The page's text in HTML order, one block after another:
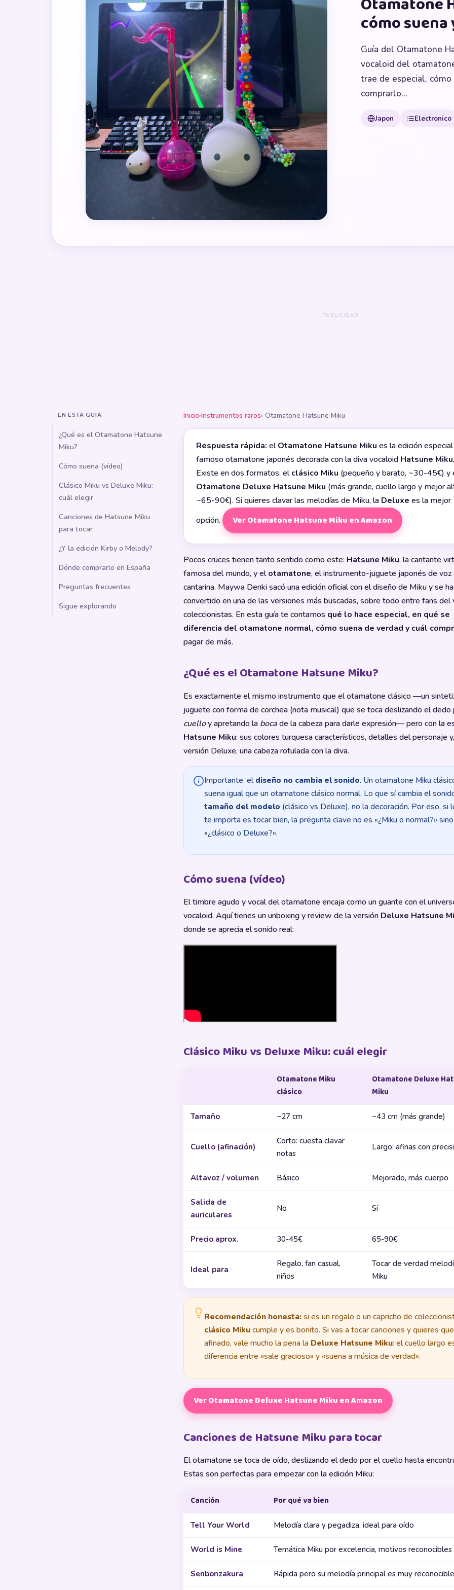
cómo
Guía del Otamatone
vocaloid del
trae de especial,
comprarlo...
Japon Electronico
EN ESTA GUIA
¿Qué es el Otamatone Hatsune
Miku?
Cómo suena (vídeo)
Clásico Miku vs Deluxe Miku:
cuál elegir
Canciones de Hatsune Miku
para tocar
¿Y la edición Kirby o Melody?
Dónde comprarlo en España
Preguntas frecuentes
Sigue explorando
Inicio›Instrumentos raros› Otamatone Hatsune Miku
Respuesta rápida: elOtamatone Hatsune Miku es la edición
famoso otamatone japonés decorada con la diva vocaloid Hatsune Miku.
Existe en dos formatos: elclásico Miku (pequeño y barato, ~30-45€) y
Otamatone Deluxe Hatsune Miku (más grande, cuello largo y mejor
~65-90€). Si quieres clavar las melodías de Miku, la Deluxe es la mejor
opción.
Ver Otamatone Hatsune Miku en Amazon
Pocos cruces tienen tanto sentido como este: Hatsune Miku, la cantante
famosa del mundo, y elotamatone, el instrumento-juguete japonés de voz
cantarina. Maywa Denki sacó una edición oficial con el diseño de Miku y se ha
convertido en una de las versiones más buscadas, sobre todo entre fans del
coleccionistas. En esta guía te contamos qué lo hace especial, en qué se
diferencia del otamatone normal, cómo suena de verdad y cuál
pagar de más.
¿Qué es el Otamatone Hatsune Miku?
Es exactamente el mismo instrumento que el otamatone clásico —un
juguete con forma de corchea (nota musical) que se toca deslizando el dedo
cuelloy apretando la bocade la cabeza para darle expresión— pero con la
Hatsune Miku: sus colores turquesa característicos, detalles del personaje
versión Deluxe, una cabeza rotulada con la diva.
Importante: eldiseño no cambia el sonido. Un otamatone Miku
suena igual que un otamatone clásico normal. Lo que sí cambia el
tamaño del modelo (clásico vs Deluxe), no la decoración. Por eso, si
te importa es tocar bien, la pregunta clave no es «¿Miku o normal?» sino
«¿clásico o Deluxe?».
Cómo suena (vídeo)
El timbre agudo y vocal del otamatone encaja como un guante con el
vocaloid. Aquí tienes un unboxing y review de la versión Deluxe Hatsune
donde se aprecia el sonido real:
Clásico Miku vs Deluxe Miku: cuál elegir
Otamatone Miku
clásico
Otamatone Deluxe
Miku
Tamaño ~27 cm ~43 cm (más grande)
Cuello (afinación)
Corto: cuesta clavar
notas
Largo: afinas con
Altavoz / volumen Básico Mejorado, más cuerpo
Salida de
auriculares
No Sí
Precio aprox. 30-45€ 65-90€
Ideal para
Regalo, fan casual,
niños
Tocar de verdad
Miku
Recomendación honesta:si es un regalo o un capricho de
clásico Mikucumple y es bonito. Si vas a tocar canciones y quieres
afinado, vale mucho la pena la Deluxe Hatsune Miku: el cuello largo
diferencia entre «sale gracioso» y «suena a música de verdad».
Ver Otamatone Deluxe Hatsune Miku en Amazon
Canciones de Hatsune Miku para tocar
El otamatone se toca de oído, deslizando el dedo por el cuello hasta
Estas son perfectas para empezar con la edición Miku:
Canción Por qué va bien
Tell Your World Melodía clara y pegadiza, ideal para oído
World is Mine Temática Miku por excelencia, motivos reconocibles
Senbonzakura Rápida pero su melodía principal es muy reconocible